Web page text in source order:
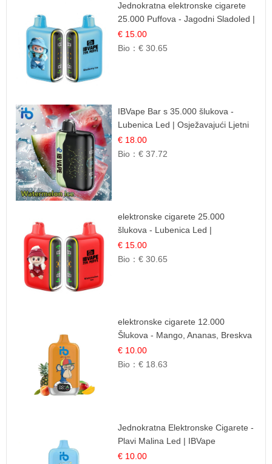
Jednokratna elektronske cigarete
25.000 Puffova - Jagodni Sladoled |
Kremasta Slatka Okus
€ 15.00
Bio：€ 30.65
IBVape Bar s 35.000 šlukova -
Lubenica Led | Osježavajući Ljetni
Okus
€ 18.00
Bio：€ 37.72
elektronske cigarete 25.000
šlukova - Lubenica Led |
Osježavajući Ljetni Okus
€ 15.00
Bio：€ 30.65
elektronske cigarete 12.000
Šlukova - Mango, Ananas, Breskva
| Tropska Voćna Mješavina
€ 10.00
Bio：€ 18.63
Jednokratna Elektronske Cigarete -
Plavi Malina Led | IBVape
€ 10.00